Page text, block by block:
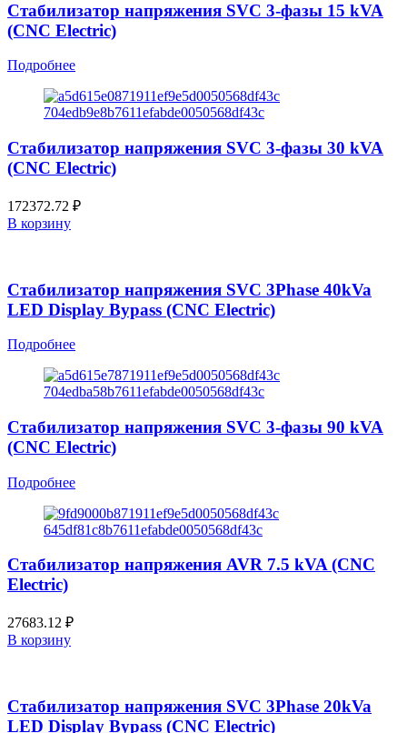
Стабилизатор напряжения SVC 3-фазы 15 kVA
(CNC Electric)
Подробнее
Стабилизатор напряжения SVC 3-фазы 30 kVA
(CNC Electric)
172372.72 ₽
В корзину
Стабилизатор напряжения SVC 3Phase 40kVa
LED Display Bypass (CNC Electric)
Подробнее
Стабилизатор напряжения SVC 3-фазы 90 kVA
(CNC Electric)
Подробнее
Стабилизатор напряжения AVR 7.5 kVA (CNC
Electric)
27683.12 ₽
В корзину
Стабилизатор напряжения SVC 3Phase 20kVa
LED Display Bypass (CNC Electric)